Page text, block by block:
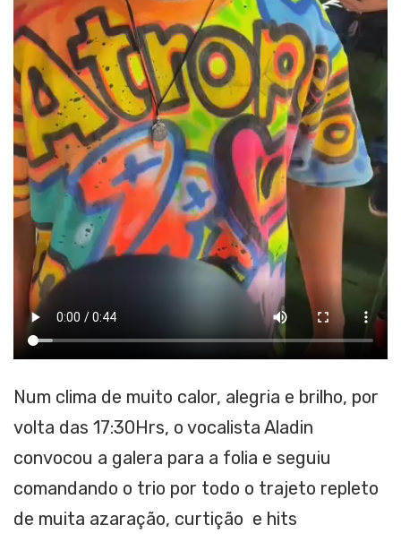
Num clima de muito calor, alegria e brilho, por
volta das 17:30Hrs, o vocalista Aladin
convocou a galera para a folia e seguiu
comandando o trio por todo o trajeto repleto
de muita azaração, curtição e hits